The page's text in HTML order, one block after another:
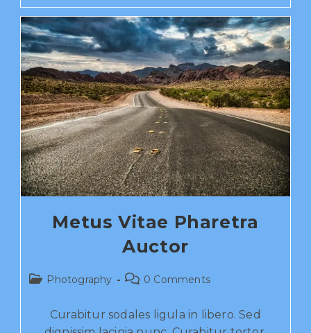
Metus Vitae Pharetra
Auctor
Photography 0 Comments
Curabitur sodales ligula in libero. Sed